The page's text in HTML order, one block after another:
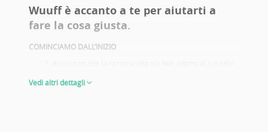
Wuuff è accanto a te per aiutarti a
fare la cosa giusta.
COMINCIAMO DALL’INIZIO
giardino? Pensi di portarlo alle mostre canine? Queste
Vedi altri dettagli